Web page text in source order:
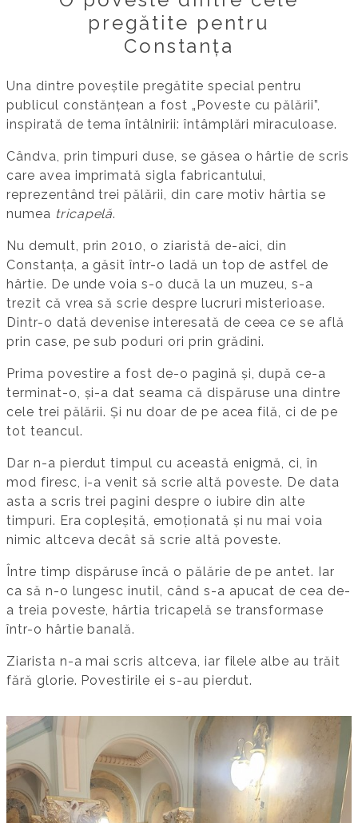
pregătite pentru
Constanța
Una dintre poveștile pregătite special pentru
publicul constănțean a fost „Poveste cu pălării”,
inspirată de tema întâlnirii: întâmplări miraculoase.
Cândva, prin timpuri duse, se găsea o hârtie de scris
care avea imprimată sigla fabricantului,
reprezentând trei pălării, din care motiv hârtia se
numea tricapelă.
Nu demult, prin 2010, o ziaristă de-aici, din
Constanța, a găsit într-o ladă un top de astfel de
hârtie. De unde voia s-o ducă la un muzeu, s-a
trezit că vrea să scrie despre lucruri misterioase.
Dintr-o dată devenise interesată de ceea ce se află
prin case, pe sub poduri ori prin grădini.
Prima povestire a fost de-o pagină și, după ce-a
terminat-o, și-a dat seama că dispăruse una dintre
cele trei pălării. Și nu doar de pe acea filă, ci de pe
tot teancul.
Dar n-a pierdut timpul cu această enigmă, ci, în
mod firesc, i-a venit să scrie altă poveste. De data
asta a scris trei pagini despre o iubire din alte
timpuri. Era copleșită, emoționată și nu mai voia
nimic altceva decât să scrie altă poveste.
Între timp dispăruse încă o pălărie de pe antet. Iar
ca să n-o lungesc inutil, când s-a apucat de cea de-
a treia poveste, hârtia tricapelă se transformase
într-o hârtie banală.
Ziarista n-a mai scris altceva, iar filele albe au trăit
fără glorie. Povestirile ei s-au pierdut.